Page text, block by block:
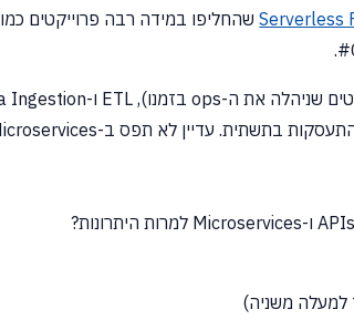
Serverlessשהחליפו במידה רבה פרוייקטים כמו
למעלה משניה)